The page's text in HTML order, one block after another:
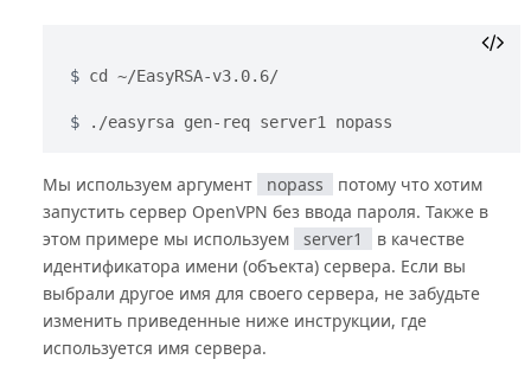
cd ~/EasyRSA-v3.0.6/
./easyrsa gen-req server1 nopass
Мы используем аргумент nopass
потому что хотим
запустить сервер OpenVPN без ввода пароля. Также в
этом примере мы используем
server1
в качестве
идентификатора имени (объекта) сервера. Если вы
выбрали другое имя для своего сервера, не забудьте
изменить приведенные ниже инструкции, где
используется имя сервера.